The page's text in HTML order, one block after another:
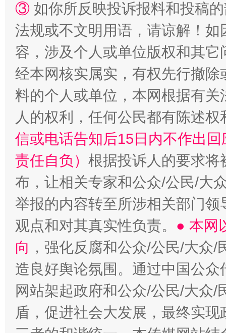
“蜀中异人”王建安的艺术幻境
③ 如你所反映投诉报料和投稿
法规或不文明用语，请谅解！
容，涉及个人或单位版权和其它
经本网核实属实，有权先行撤
料的个人或单位，本网根据有
人的权利，任何公民都有陈述
信或电话告知后15日内不作出
责任自负） 根据投诉人的要求将
布，让相关专家和公众/公民/大
举报的内容转至所涉相关部门
观点和对其真实性负责。 ● 本网
向 ，强化反腐和公众/公民/大众
造良好舆论氛围。通过中国公
网站架起政府和公众/公民/大众
盾，促进社会大发展，最终实